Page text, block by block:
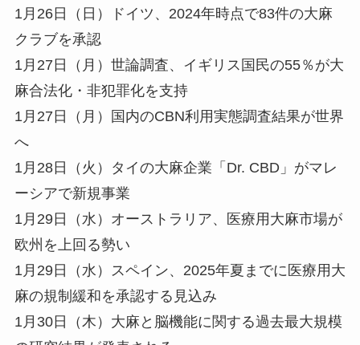
1月26日（日）ドイツ、2024年時点で83件の大麻
クラブを承認
1月27日（月）世論調査、イギリス国民の55％が大
麻合法化・非犯罪化を支持
1月27日（月）国内のCBN利用実態調査結果が世界
へ
1月28日（火）タイの大麻企業「Dr. CBD」がマレ
ーシアで新規事業
1月29日（水）オーストラリア、医療用大麻市場が
欧州を上回る勢い
1月29日（水）スペイン、2025年夏までに医療用大
麻の規制緩和を承認する見込み
1月30日（木）大麻と脳機能に関する過去最大規模